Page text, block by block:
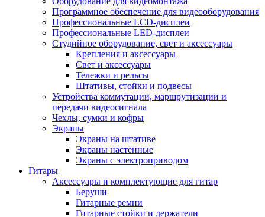
Программное обеспечение для видеооборудования
Профессиональные LCD-дисплеи
Профессиональные LED-дисплеи
Студийное оборудование, свет и аксессуары
Крепления и аксессуары
Свет и аксессуары
Тележки и рельсы
Штативы, стойки и подвесы
Устройства коммутации, маршрутизации и
передачи видеосигнала
Чехлы, сумки и кофры
Экраны
Экраны на штативе
Экраны настенные
Экраны с электроприводом
Гитары
Аксессуары и комплектующие для гитар
Беруши
Гитарные ремни
Гитарные стойки и держатели